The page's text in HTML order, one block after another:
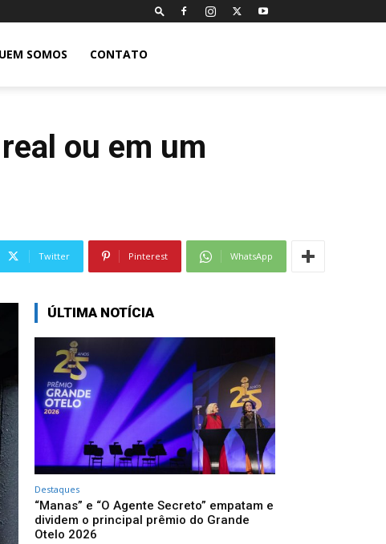
SOMOS CONTATO
ou em um
Twitter Pinterest WhatsApp
ÚLTIMA NOTÍCIA
Destaques
“Manas” e “O Agente Secreto” empatam e
dividem o principal prêmio do Grande
Otelo 2026